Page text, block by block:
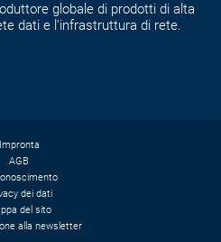
globale di prodotti di alta
dati e l'infrastruttura di rete.
Impronta
AGB
dei dati
del sito
alla newsletter